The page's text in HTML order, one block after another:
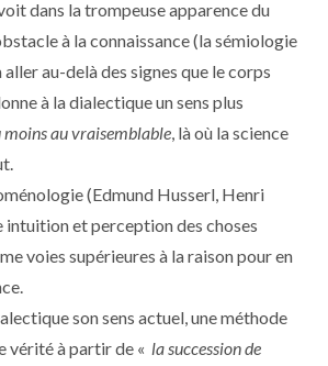
dans la trompeuse apparence du
à la connaissance (la sémiologie
aller au-delà des signes que le corps
à la dialectique un sens plus
moins au vraisemblable, là où la science
(Edmund Husserl, Henri
et perception des choses
voies supérieures à la raison pour en
son sens actuel, une méthode
vérité à partir de « la succession de